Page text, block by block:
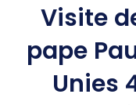
Visite
pape
Unies